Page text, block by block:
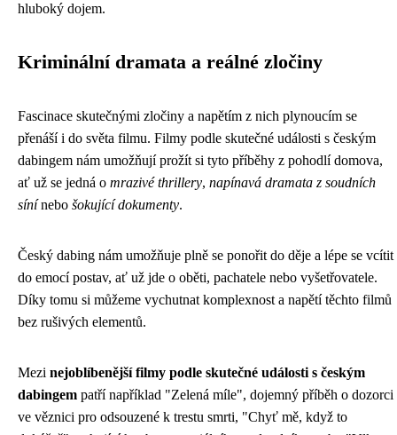
hluboký dojem.
Kriminální dramata a reálné zločiny
Fascinace skutečnými zločiny a napětím z nich plynoucím se
přenáší i do světa filmu. Filmy podle skutečné události s českým
dabingem nám umožňují prožít si tyto příběhy z pohodlí domova,
ať už se jedná o mrazivé thrillery, napínavá dramata z soudních
sínínebo šokující dokumenty.
Český dabing nám umožňuje plně se ponořit do děje a lépe se vcítit
do emocí postav, ať už jde o oběti, pachatele nebo vyšetřovatele.
Díky tomu si můžeme vychutnat komplexnost a napětí těchto filmů
bez rušivých elementů.
Mezi nejoblíbenější filmy podle skutečné události s českým
dabingem patří například "Zelená míle", dojemný příběh o dozorci
ve věznici pro odsouzené k trestu smrti, "Chyť mě, když to